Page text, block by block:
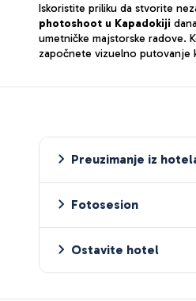
Iskoristite priliku da stvorite
photoshoot u Kapadokiji
umetničke majstorske radove.
započnete vizuelno putovanje
Preuzimanje iz
Fotosesion
Ostavite hotel